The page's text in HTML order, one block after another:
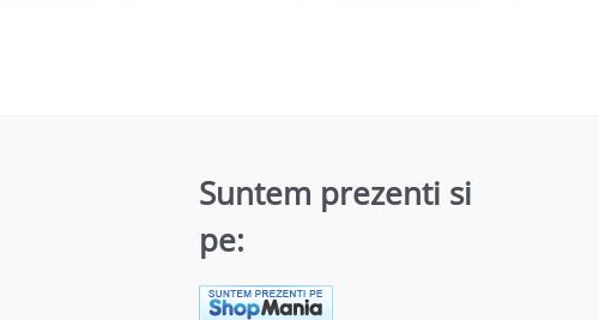
Suntem prezenti si
pe: